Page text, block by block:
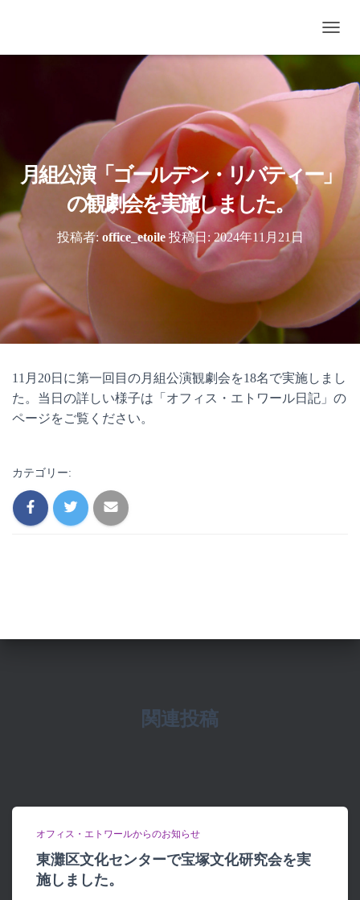
ビ
ー
月組公演「ゴールデン・リバティー」
の観劇会を実施しました。
投稿者: office_etoile投稿日: 2024年11月21日
11月20日に第一回目の月組公演観劇会を18名で実施しまし
た。当日の詳しい様子は「オフィス・エトワール日記」の
ページをご覧ください。
カテゴリー:
関連投稿
オフィス・エトワールからのお知らせ
東灘区文化センターで宝塚文化研究会を実
施しました。